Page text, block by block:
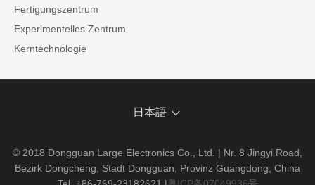
Fertigungszentrum
Experimentelles Zentrum
Kerntechnologie
日本語
© 2018 Dongguan Large Electronics Co., Ltd. | Nr. 8 Jingyi Road,
Bezirk Dongcheng, Stadt Dongguan, Provinz Guangdong, China